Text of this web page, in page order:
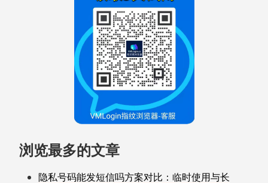
浏览最多的文章
隐私号码能发短信吗方案对比：临时使用与长